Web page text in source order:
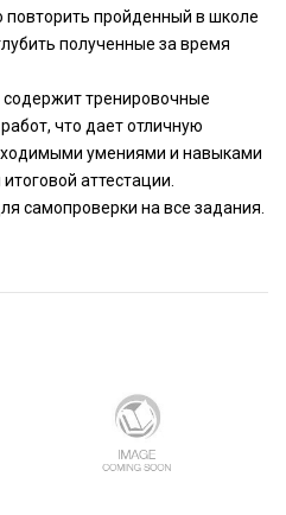
пройденный в школе
полученные за время
содержит тренировочные
что дает отличную
умениями и навыками
аттестации.
самопроверки на все задания.